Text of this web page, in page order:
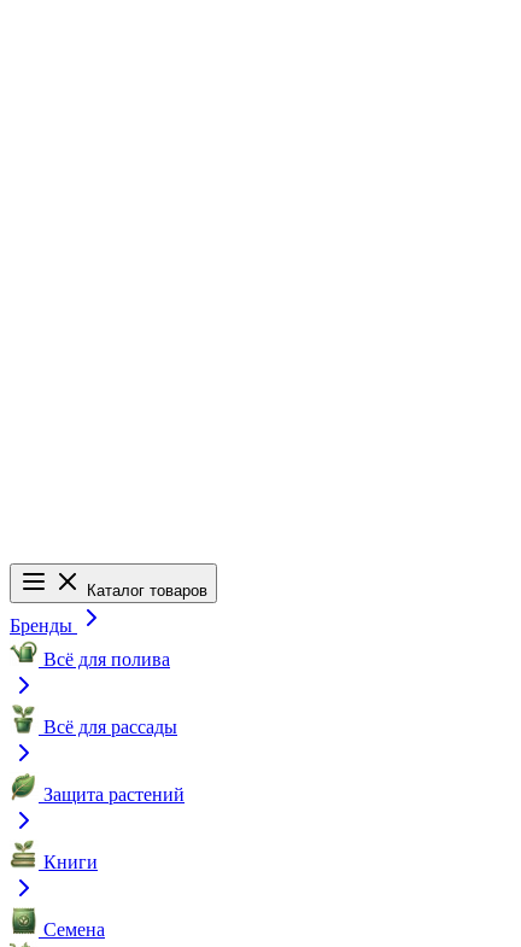
Каталог товаров
Бренды
Всё для полива
Всё для рассады
Защита растений
Книги
Семена